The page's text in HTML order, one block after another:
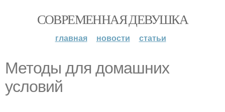
СОВРЕМЕННАЯ ДЕВУШКА
главная новости статьи
Методы для домашних
условий